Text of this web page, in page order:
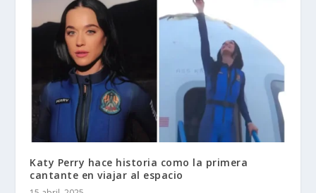
Katy Perry hace historia como la primera
cantante en viajar al espacio